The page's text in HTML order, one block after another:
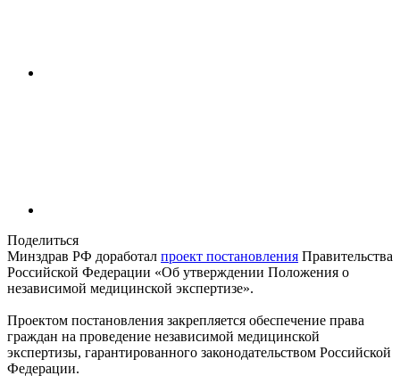
Поделиться
Минздрав РФ доработал проект постановления Правительства
Российской Федерации «Об утверждении Положения о
независимой медицинской экспертизе».
Проектом постановления закрепляется обеспечение права
граждан на проведение независимой медицинской
экспертизы, гарантированного законодательством Российской
Федерации.